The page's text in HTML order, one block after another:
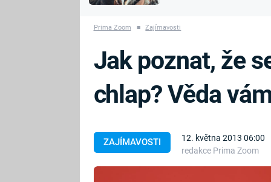
PRVNÍ SVĚTOVÁ
BRITSKÁ
RODINA
Prima Zoom ■ Zajímavosti
ZAJÍMAVOSTI
12. května 2013 06:00
redakce Prima Zoom
Jak poznat, že
chlap? Věda